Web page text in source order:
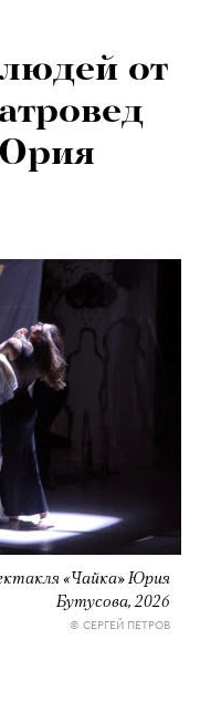
от
«Чайка» Юрия
Бутусова, 2026
© СЕРГЕЙ ПЕТРОВ